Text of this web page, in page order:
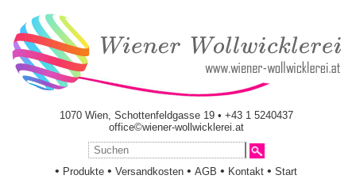
1070 Wien, Schottenfeldgasse 19 • +43 1 5240437
office©wiener-wollwicklerei.at
• Produkte •Versandkosten •AGB • Kontakt •Start